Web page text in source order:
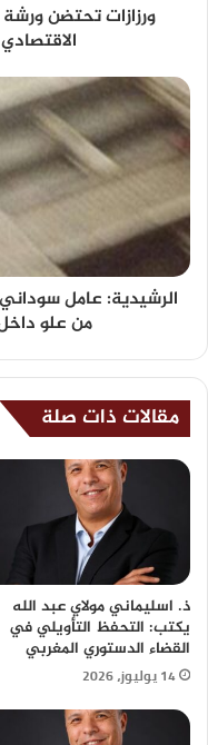
ورزازات تحتضن ورشة
الرشيدية: عامل
من علو
مقالات ذات صلة
ذ. اسليماني مولاي عبد الله
يكتب: التحفظ التأويلي في
القضاء الدستوري المغربي
14 يوليوز، 2026